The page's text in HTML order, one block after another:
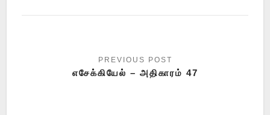
எசேக்கியேல் – அதிகாரம் 47